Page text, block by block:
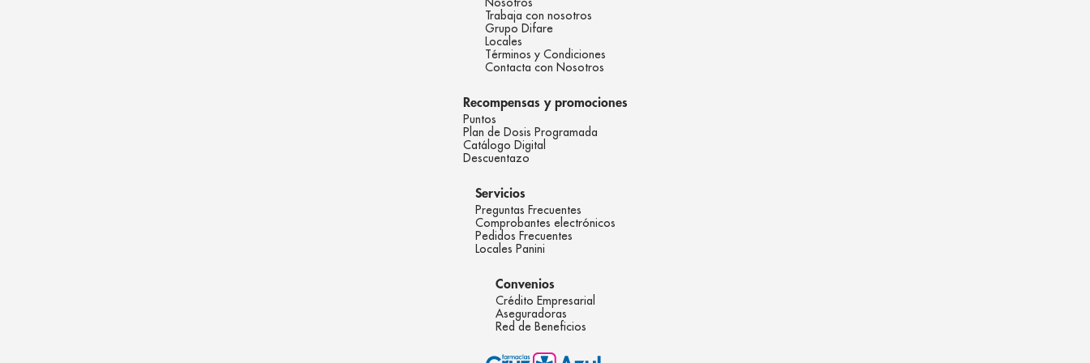
Trabaja con nosotros
Grupo Difare
Locales
Términos y Condiciones
Contacta con Nosotros
Recompensas y promociones
Puntos
Plan de Dosis Programada
Catálogo Digital
Descuentazo
Servicios
Preguntas Frecuentes
Comprobantes electrónicos
Pedidos Frecuentes
Locales Panini
Convenios
Crédito Empresarial
Aseguradoras
Red de Beneficios